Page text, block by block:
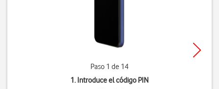
Paso 1 de 14
1. Introduce el código PIN